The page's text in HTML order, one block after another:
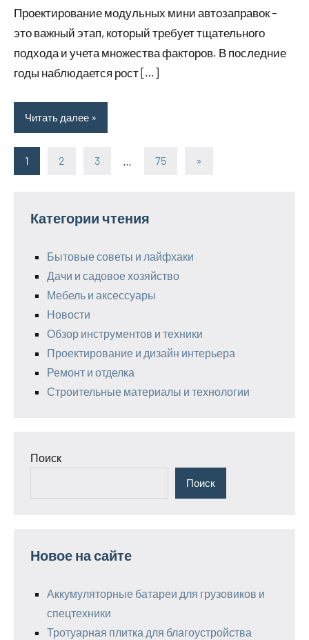
Проектирование модульных мини автозаправок –
это важный этап, который требует тщательного
подхода и учета множества факторов. В последние
годы наблюдается рост […]
Читать далее
Пагинация
1 2 3 75
Следующие
»
Категории чтения
Бытовые советы и лайфхаки
Дачи и садовое хозяйство
Мебель и аксессуары
Новости
Обзор инструментов и техники
Проектирование и дизайн интерьера
Ремонт и отделка
Строительные материалы и технологии
Поиск
Поиск
Новое на сайте
Аккумуляторные батареи для грузовиков и
спецтехники
Тротуарная плитка для благоустройства